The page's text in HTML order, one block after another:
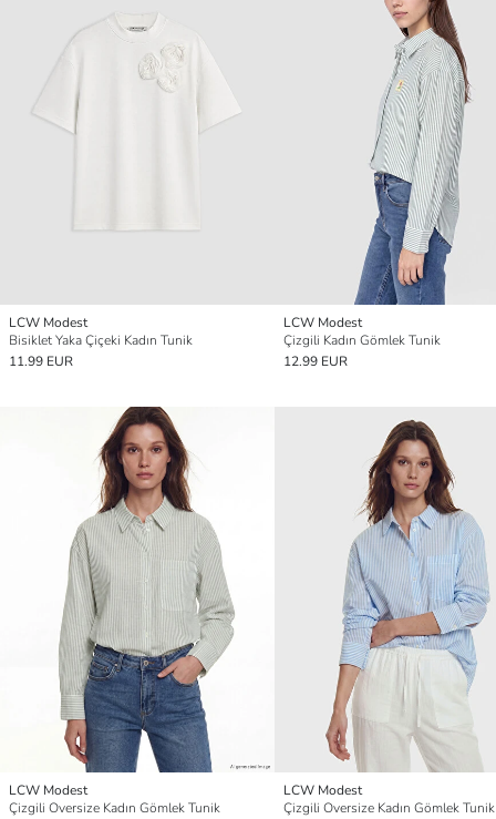
LCW Modest
Bisiklet Yaka Çiçeki Kadın Tunik
11.99 EUR
LCW Modest
Çizgili Kadın Gömlek Tunik
12.99 EUR
LCW Modest
Çizgili Oversize Kadın Gömlek Tunik
LCW Modest
Çizgili Oversize Kadın Gömlek Tunik